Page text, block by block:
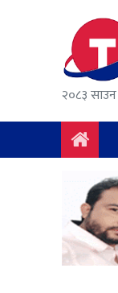
२०८३
राजनीति